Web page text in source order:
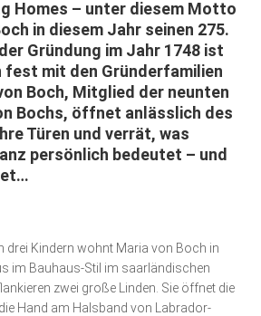
Homes – unter diesem Motto
in diesem Jahr seinen 275.
Gründung im Jahr 1748 ist
fest mit den Gründer­familien
Boch, Mitglied der neunten
Bochs, öffnet anlässlich des
Türen und verrät, was
persönlich bedeutet – und
drei Kindern wohnt Maria von Boch in
im Bauhaus-Stil im saarländischen
zwei große Linden. Sie öffnet die
Hand am Halsband von Labrador-